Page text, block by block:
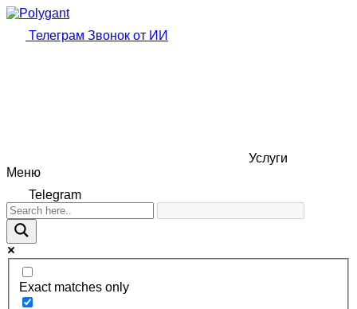
Телеграм Звонок от ИИ
Услуги
Меню
Telegram
Exact matches only